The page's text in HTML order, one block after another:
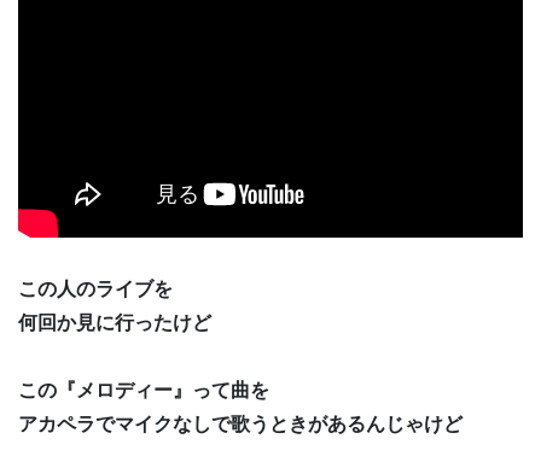
この人のライブを
何回か見に行ったけど
この『メロディー』って曲を
アカペラでマイクなしで歌うときがあるんじゃけど